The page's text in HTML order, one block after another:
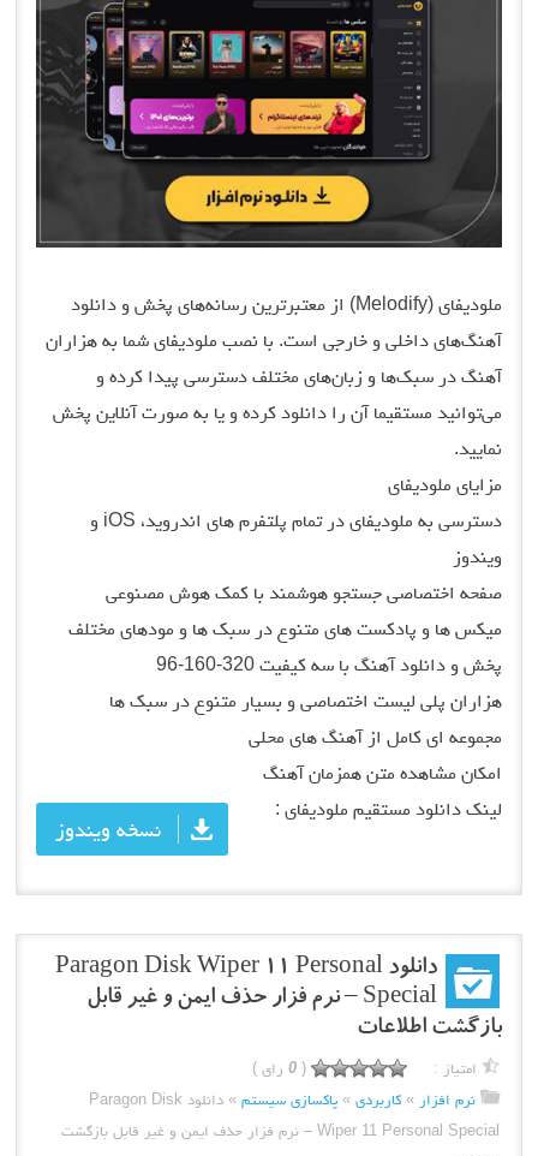
ملودیفای (Melodify) از معتبرترین رسانه‌های پخش و دانلود
آهنگ‌های داخلی و خارجی است. با نصب ملودیفای شما به هزاران
آهنگ در سبک‌ها و زبان‌های مختلف دسترسی پیدا کرده و
می‌توانید مستقیما آن را دانلود کرده و یا به صورت آنلاین پخش
نمایید.
مزایای ملودیفای
دسترسی به ملودیفای در تمام پلتفرم های اندروید، iOS و
ویندوز
صفحه اختصاصی جستجو هوشمند با کمک هوش مصنوعی
میکس ها و پادکست های متنوع در سبک ها و مودهای مختلف
پخش و دانلود آهنگ با سه کیفیت 320-160-96
هزاران پلی لیست اختصاصی و بسیار متنوع در سبک ها
مجموعه ای کامل از آهنگ های محلی
امکان مشاهده متن همزمان آهنگ
لینک دانلود مستقیم ملودیفای :
نسخه ویندوز
دانلود Paragon Disk Wiper 11 Personal
Special – نرم فزار حذف ایمن و غیر قابل
بازگشت اطلاعات
امتیاز : (
0 رای )
نرم افزار »کاربردی »پاکسازی سیستم »
دانلود Paragon Disk
Wiper 11 Personal Special – نرم فزار حذف ایمن و غیر قابل بازگشت